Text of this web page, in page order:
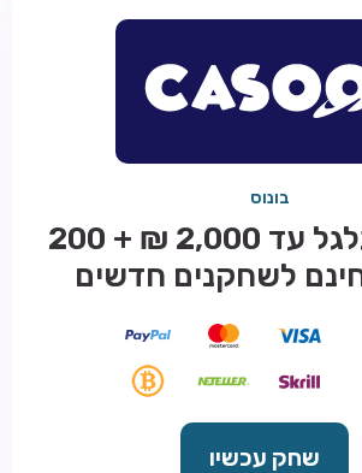
בונוס
בונוס מתגלגל עד 2,000 ₪ + 200
לשחקנים חדשים
שחק עכשיו